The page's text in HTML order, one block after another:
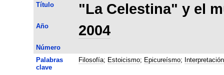
Título "La Celestina" y el
Año 2004
Número
Palabras
clave
Filosofía; Estoicismo; Epicureísmo; Interpretación